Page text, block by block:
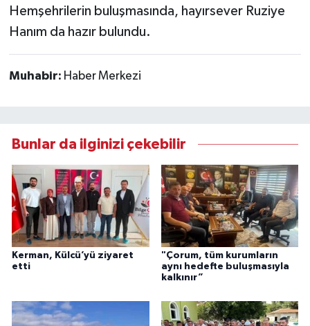
Hemşehrilerin buluşmasında, hayırsever Ruziye
Hanım da hazır bulundu.
Muhabir: Haber Merkezi
Bunlar da ilginizi çekebilir
Kerman, Külcü’yü ziyaret
etti
"Çorum, tüm kurumların
aynı hedefte buluşmasıyla
kalkınır”